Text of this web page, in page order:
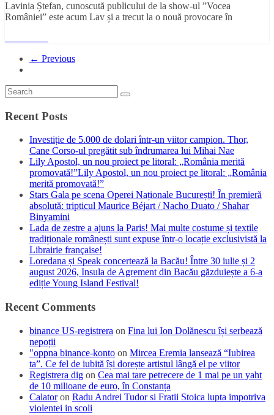
Lavinia Ștefan, cunoscută publicului de la show-ul ”Vocea
României” este acum Lav și a trecut la o nouă provocare în
← Previous
Recent Posts
Investiție de 5.000 de dolari într-un viitor campion. Thor,
Cane Corso-ul pregătit sub îndrumarea lui Mihai Nae
Lily Apostol, un nou proiect pe litoral: „România merită
promovată!”Lily Apostol, un nou proiect pe litoral: „România
merită promovată!”
Stars Gala pe scena Operei Naționale București! În premieră
absolută: tripticul Maurice Béjart / Nacho Duato / Shahar
Binyamini
Lada de zestre a ajuns la Paris! Mai multe costume și textile
tradiționale românești sunt expuse într-o locație exclusivistă la
Librairie française!
Loredana și Speak concertează la Bacău! Între 30 iulie și 2
august 2026, Insula de Agrement din Bacău găzduiește a 6-a
ediție Young Island Festival!
Recent Comments
binance US-registrera on Fina lui Ion Dolănescu își serbează
nepoții
"oppna binance-konto on Mircea Eremia lansează “Iubirea
ta”. Ce fel de iubită își dorește artistul lângă el pe viitor
Registrera dig on Cea mai tare petrecere de 1 mai pe un yaht
de 10 milioane de euro, în Constanța
Calatoron Radu Andrei Tudor si Fratii Stoica lupta impotriva
violentei in scoli